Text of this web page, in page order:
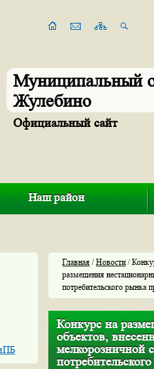
Муниципальный
Жулебино
Официальный сайт
Наш район
Главная /Новости/
размещения
потребительского рынка
Конкурс на
объектов,